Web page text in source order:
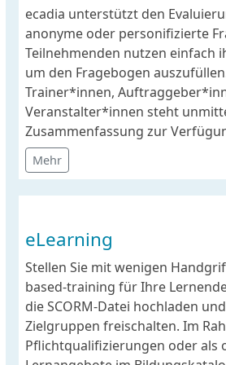
ecadia unterstützt den
anonyme oder personifizierte
Teilnehmenden nutzen einfach
um den Fragebogen
Trainer*innen,
Veranstalter*innen steht
Zusammenfassung zur
Mehr
eLearning
Stellen Sie mit wenigen
based-training für Ihre
die SCORM-Datei hochladen
Zielgruppen freischalten. Im
Pflichtqualifizierungen oder als